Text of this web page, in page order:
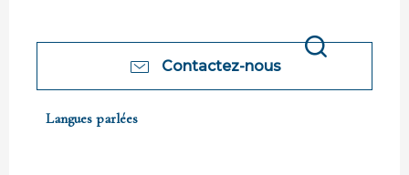
Contactez-nous
Langues parlées
Langues parlées